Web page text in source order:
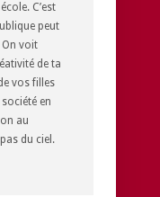
C’est
peut
voit
de ta
vos filles
en
au
du ciel.